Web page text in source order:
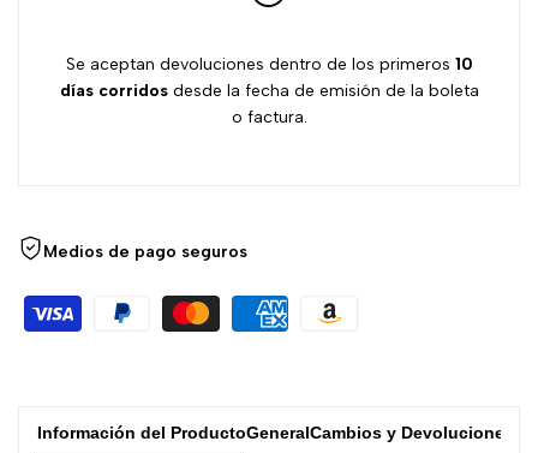
Se aceptan devoluciones dentro de los primeros 10
días corridosdesde la fecha de emisión de la boleta
o factura.
Medios de pago seguros
Información del ProductoGeneralCambios y Devoluciones